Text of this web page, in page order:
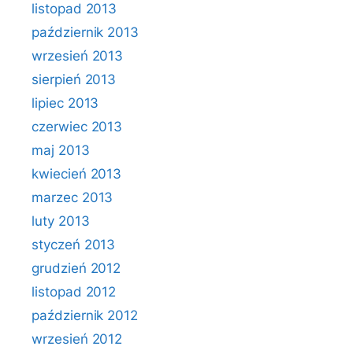
listopad 2013
październik 2013
wrzesień 2013
sierpień 2013
lipiec 2013
czerwiec 2013
maj 2013
kwiecień 2013
marzec 2013
luty 2013
styczeń 2013
grudzień 2012
listopad 2012
październik 2012
wrzesień 2012